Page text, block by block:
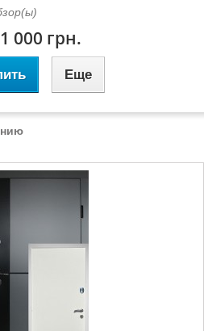
000 грн.
Еще